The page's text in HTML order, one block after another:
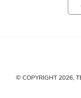
© COPYRIGHT 2026,